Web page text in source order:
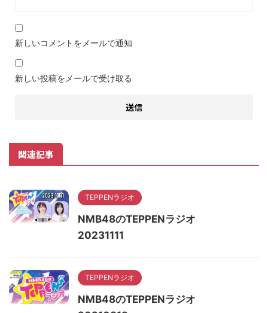
新しいコメントをメールで通知
新しい投稿をメールで受け取る
関連記事
TEPPENラジオ
NMB48のTEPPENラジオ
20231111
TEPPENラジオ
NMB48のTEPPENラジオ